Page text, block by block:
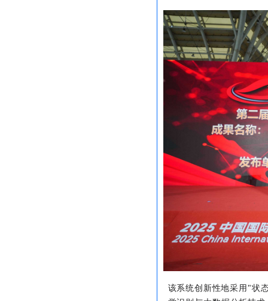
该系统创新性地采用"状